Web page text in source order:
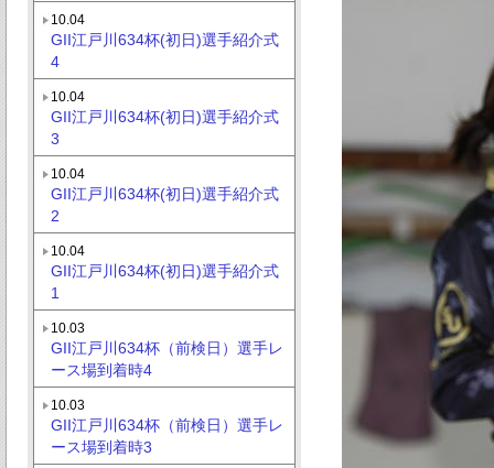
10.04
GII江戸川634杯(初日)選手紹介式
4
10.04
GII江戸川634杯(初日)選手紹介式
3
10.04
GII江戸川634杯(初日)選手紹介式
2
10.04
GII江戸川634杯(初日)選手紹介式
1
10.03
GII江戸川634杯（前検日）選手レ
ース場到着時4
10.03
GII江戸川634杯（前検日）選手レ
ース場到着時3